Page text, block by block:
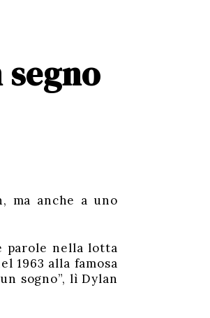
ma anche a uno
parole nella lotta
1963 alla famosa
sogno”, lì Dylan